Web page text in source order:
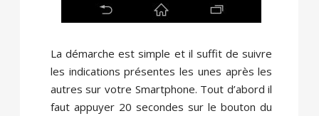
La démarche est simple et il suffit de suivre
les indications présentes les unes après les
autres sur votre Smartphone. Tout d’abord il
faut appuyer 20 secondes sur le bouton du